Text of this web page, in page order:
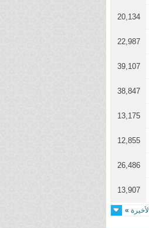
20,134
22,987
39,107
38,847
13,175
12,855
26,486
13,907
الأخيرة »